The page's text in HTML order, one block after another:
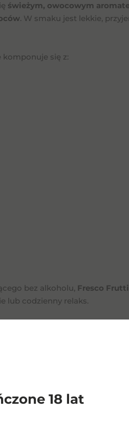
18 lat
świeżym, owocowym
. W smaku jest lekkie,
komponuje się z:
bez alkoholu, Fresco
lub codzienny relaks.